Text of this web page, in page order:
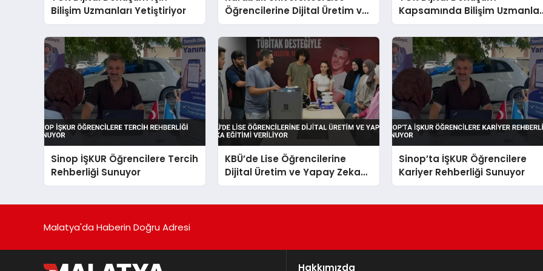
Bilişim Uzmanları Yetiştiriyor
Öğrencilerine Dijital Üretim ve
Yapay Zeka Eğitimi Veriyor
Kapsamında Bilişim
Yetiştiriyor
Sinop İŞKUR Öğrencilere Tercih
Rehberliği Sunuyor
KBÜ’de Lise Öğrencilerine
Dijital Üretim ve Yapay Zeka
Eğitimi Veriliyor
Sinop’ta İŞKUR Öğrencilere
Kariyer Rehberliği Sunuyor
Malatya'da Haberin Doğru Adresi
Hakkımızda